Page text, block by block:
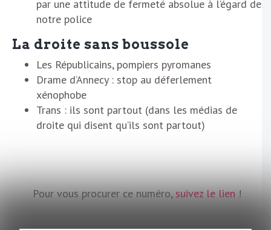
par une attitude de fermeté absolue à l’égard de
notre police
La droite sans boussole
Les Républicains, pompiers pyromanes
Drame d’Annecy : stop au déferlement
xénophobe
Trans : ils sont partout (dans les médias de
droite qui disent qu’ils sont partout)
Pour vous procurer ce numéro,suivez le lien!